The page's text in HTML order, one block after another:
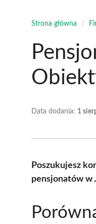
Strona główna /
Data dodania: 1
Poszukujesz
pensjonatów w